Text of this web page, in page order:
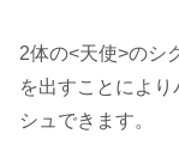
2体の<天使>のシ
を出すことによ
シュできます。